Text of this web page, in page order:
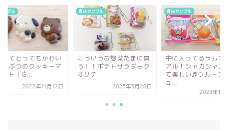
ンプル
くてとってもかわい
うぶつのクッキーマ
ット！Ǵ...
2022年11月12日
食品サンプル
こういうお惣菜たまに買
う！！ポテトサラダ🥗ク
オリテ...
2025年3月28日
食品サンプル
中に入ってるラムネ
アル！シャカシャカ
て楽しい♬ウルトラ
ュ...
2023年11